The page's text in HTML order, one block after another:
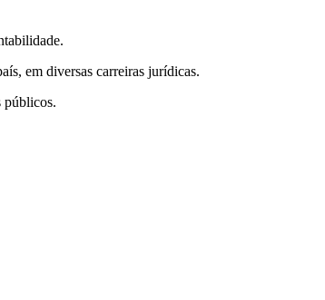
em diversas carreiras jurídicas.
públicos.